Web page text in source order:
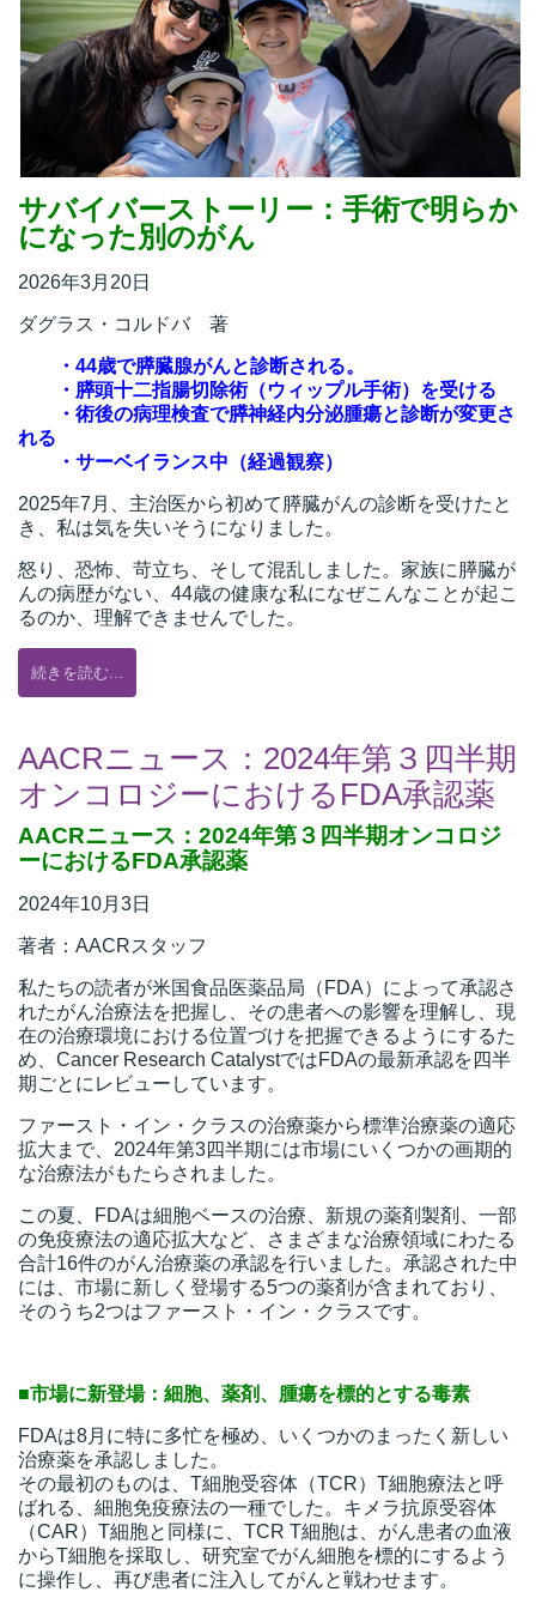
サバイバーストーリー：手術で明らか
になった別のがん
2026年3月20日
ダグラス・コルドバ 著
・ 44歳で膵臓腺がんと診断される。
・膵頭十二指腸切除術（ウィップル手術）を受ける
・術後の病理検査で膵神経内分泌腫瘍と診断が変更さ
れる
・サーベイランス中（経過観察）
2025年7月、主治医から初めて膵臓がんの診断を受けたと
き、私は気を失いそうになりました。
怒り、恐怖、苛立ち、そして混乱しました。家族に膵臓が
んの病歴がない、44歳の健康な私になぜこんなことが起こ
るのか、理解できませんでした。
続きを読む...
AACRニュース：2024年第３四半期
オンコロジーにおけるFDA承認薬
AACRニュース：2024年第３四半期オンコロジ
ーにおけるFDA承認薬
2024年10月3日
著者：AACRスタッフ
私たちの読者が米国食品医薬品局（FDA）によって承認さ
れたがん治療法を把握し、その患者への影響を理解し、現
在の治療環境における位置づけを把握できるようにするた
め、Cancer Research CatalystではFDAの最新承認を四半
期ごとにレビューしています。
ファースト・イン・クラスの治療薬から標準治療薬の適応
拡大まで、2024年第3四半期には市場にいくつかの画期的
な治療法がもたらされました。
この夏、FDAは細胞ベースの治療、新規の薬剤製剤、一部
の免疫療法の適応拡大など、さまざまな治療領域にわたる
合計16件のがん治療薬の承認を行いました。承認された中
には、市場に新しく登場する5つの薬剤が含まれており、
そのうち2つはファースト・イン・クラスです。
■市場に新登場：細胞、薬剤、腫瘍を標的とする毒素
FDAは8月に特に多忙を極め、いくつかのまったく新しい
治療薬を承認しました。
その最初のものは、T細胞受容体（TCR）T細胞療法と呼
ばれる、細胞免疫療法の一種でした。キメラ抗原受容体
（CAR）T細胞と同様に、TCR T細胞は、がん患者の血液
からT細胞を採取し、研究室でがん細胞を標的にするよう
に操作し、再び患者に注入してがんと戦わせます。